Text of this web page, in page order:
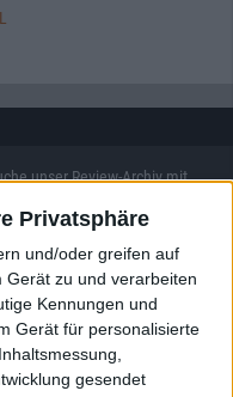
Privatsphäre
und/oder greifen auf
Gerät zu und verarbeiten
Kennungen und
Gerät für personalisierte
gesendet
unser Review-Archiv mit